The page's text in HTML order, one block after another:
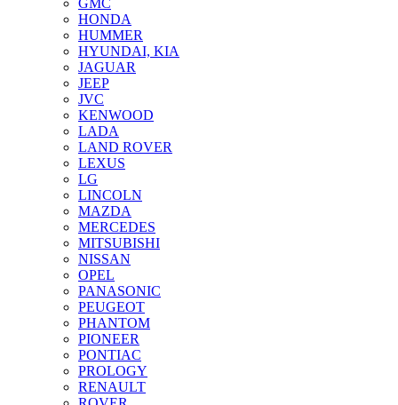
GMC
HONDA
HUMMER
HYUNDAI, KIA
JAGUAR
JEEP
JVC
KENWOOD
LADA
LAND ROVER
LEXUS
LG
LINCOLN
MAZDA
MERCEDES
MITSUBISHI
NISSAN
OPEL
PANASONIC
PEUGEOT
PHANTOM
PIONEER
PONTIAC
PROLOGY
RENAULT